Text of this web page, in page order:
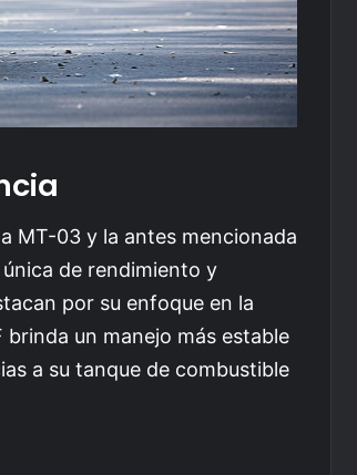
MT-03 y la antes mencionada
de rendimiento y
por su enfoque en la
un manejo más estable
a su tanque de combustible